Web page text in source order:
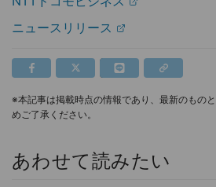
ニュースリリース
※本記事は掲載時点の情報であり、最新のもの
めご了承ください。
あわせて読みたい